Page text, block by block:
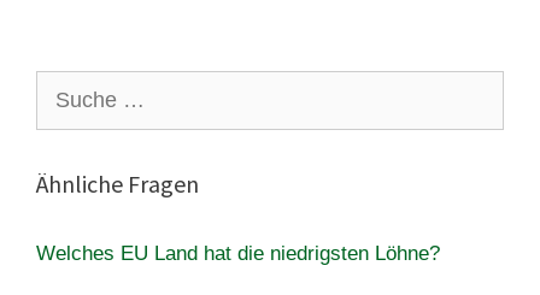
nach:
Ähnliche Fragen
Welches EU Land hat die niedrigsten Löhne?